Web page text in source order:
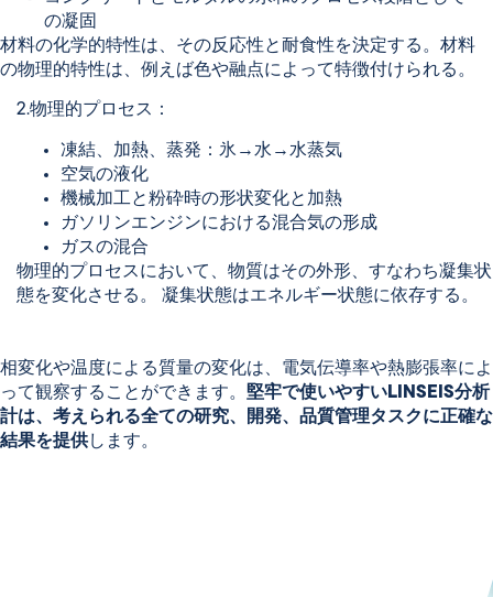
の凝固
材料の化学的特性は、その反応性と耐食性を決定する。材料
の物理的特性は、例えば色や融点によって特徴付けられる。
2.物理的プロセス：
凍結、加熱、蒸発：氷→水→水蒸気
空気の液化
機械加工と粉砕時の形状変化と加熱
ガソリンエンジンにおける混合気の形成
ガスの混合
物理的プロセスにおいて、物質はその外形、すなわち凝集状
態を変化させる。 凝集状態はエネルギー状態に依存する。
相変化や温度による質量の変化は、電気伝導率や熱膨張率によ
って観察することができます。 堅牢で使いやすいLINSEIS分析
計は、考えられる全ての研究、開発、品質管理タスクに正確な
結果を提供します。